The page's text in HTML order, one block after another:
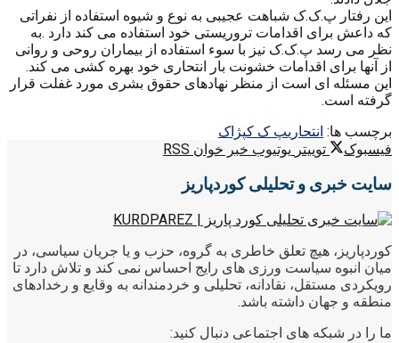
این رفتار پ.ک.ک شباهت عجیبی به نوع و شیوه استفاده از نفراتی
که داعش برای اقدامات تروریستی خود استفاده می کند دارد .به
نظر می رسد پ.ک.ک نیز با سوء استفاده از بیماران روحی و روانی
از آنها برای اقدامات خشونت بار انتحاری خود بهره کشی می کند.
این مسئله ای است از منظر نهادهای حقوق بشری مورد غفلت قرار
گرفته است.
برچسب ها: انتحاریپ ک کپژاک
فیسبوک
توییتر یوتیوب خبر خوان RSS
سایت خبری و تحلیلی کوردپاریز
کوردپاریز، هیچ تعلق خاطری به گروه، حزب و یا جریان سیاسی، در
میان انبوه سیاست ورزی های رایج احساس نمی کند و تلاش دارد تا
رویکردی مستقل، نقادانه، تحلیلی و خردمندانه به وقایع و رخدادهای
منطقه و جهان داشته باشد.
ما را در شبکه های اجتماعی دنبال کنید: